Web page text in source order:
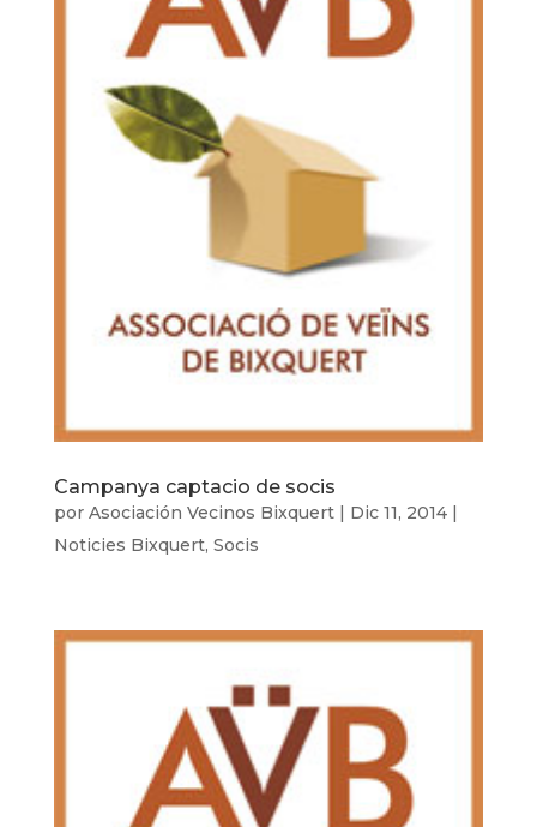
Campanya captacio de socis
por Asociación Vecinos Bixquert| Dic 11, 2014|
Noticies Bixquert, Socis